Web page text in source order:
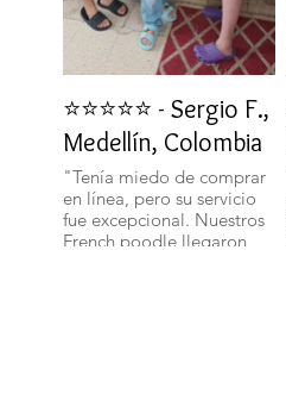
⭐⭐⭐⭐⭐ - Sergio F.,
Medellín, Colombia
"Tenía miedo de comprar
en línea, pero su servicio
fue excepcional. Nuestros
French poodle llegaron